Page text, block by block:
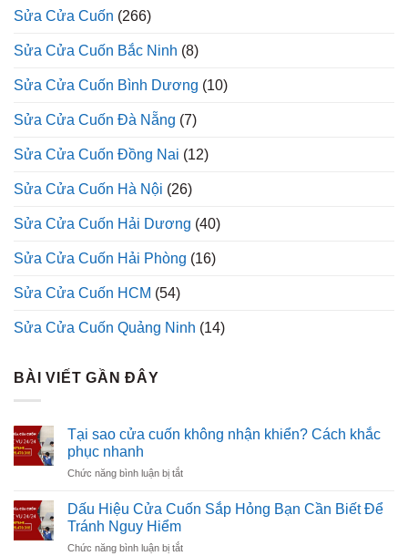
Sửa Cửa Cuốn (266)
Sửa Cửa Cuốn Bắc Ninh (8)
Sửa Cửa Cuốn Bình Dương (10)
Sửa Cửa Cuốn Đà Nẵng (7)
Sửa Cửa Cuốn Đồng Nai (12)
Sửa Cửa Cuốn Hà Nội (26)
Sửa Cửa Cuốn Hải Dương (40)
Sửa Cửa Cuốn Hải Phòng (16)
Sửa Cửa Cuốn HCM (54)
Sửa Cửa Cuốn Quảng Ninh (14)
BÀI VIẾT GẦN ĐÂY
Tại sao cửa cuốn không nhận khiển? Cách khắc
phục nhanh
Chức năng bình luận bị tắtở
sao
không
Dấu Hiệu Cửa Cuốn Sắp Hỏng Bạn Cần Biết Để
Tránh Nguy Hiểm
Chức năng bình luận bị tắtở